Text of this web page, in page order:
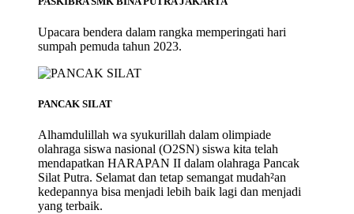
Upacara bendera dalam rangka memperingati hari
sumpah pemuda tahun 2023.
PANCAK SILAT
Alhamdulillah wa syukurillah dalam olimpiade
olahraga siswa nasional (O2SN) siswa kita telah
mendapatkan HARAPAN II dalam olahraga Pancak
Silat Putra. Selamat dan tetap semangat mudah²an
kedepannya bisa menjadi lebih baik lagi dan menjadi
yang terbaik.